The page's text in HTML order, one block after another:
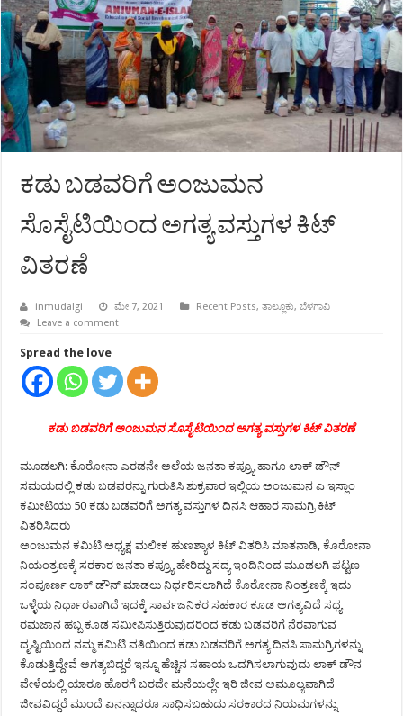
ಕಡು ಬಡವರಿಗೆ ಅಂಜುಮನ
ಸೊಸೈಟಿಯಿಂದ ಅಗತ್ಯ ವಸ್ತುಗಳ ಕಿಟ್
ವಿತರಣೆ
inmudalgi ಮೇ 7, 2021 Recent Posts,ತಾಲ್ಲೂಕು,ಬೆಳಗಾವಿ
Leave a comment
Spread the love
ಕಡು ಬಡವರಿಗೆ ಅಂಜುಮನ ಸೊಸೈಟಿಯಿಂದ ಅಗತ್ಯ ವಸ್ತುಗಳ ಕಿಟ್ ವಿತರಣೆ
ಮೂಡಲಗಿ: ಕೊರೋನಾ ಎರಡನೇ ಅಲೆಯ ಜನತಾ ಕಪ್ರ್ಯೂ ಹಾಗೂ ಲಾಕ್ ಡೌನ್
ಸಮಯದಲ್ಲಿ ಕಡು ಬಡವರನ್ನು ಗುರುತಿಸಿ ಶುಕ್ರವಾರ ಇಲ್ಲಿಯ ಅಂಜುಮನ ಎ ಇಸ್ಲಾಂ
ಕಮೀಟಿಯು 50 ಕಡು ಬಡವರಿಗೆ ಅಗತ್ಯ ವಸ್ತುಗಳ ದಿನಸಿ ಆಹಾರ ಸಾಮಗ್ರಿ ಕಿಟ್
ವಿತರಿಸಿದರು
ಅಂಜುಮನ ಕಮಿಟಿ ಅಧ್ಯಕ್ಷ ಮಲೀಕ ಹುಣಶ್ಯಾಳ ಕಿಟ್ ವಿತರಿಸಿ ಮಾತನಾಡಿ, ಕೊರೋನಾ
ನಿಯಂತ್ರಣಕ್ಕೆ ಸರಕಾರ ಜನತಾ ಕಪ್ರ್ಯೂ ಹೇರಿದ್ದು ಸದ್ಯ ಇಂದಿನಿಂದ ಮೂಡಲಗಿ ಪಟ್ಟಣ
ಸಂಪೂರ್ಣ ಲಾಕ್ ಡೌನ್ ಮಾಡಲು ನಿರ್ಧರಿಸಲಾಗಿದೆ ಕೊರೋನಾ ನಿಂತ್ರಣಕ್ಕೆ ಇದು
ಒಳ್ಳೆಯ ನಿರ್ಧಾರವಾಗಿದೆ ಇದಕ್ಕೆ ಸಾರ್ವಜನಿಕರ ಸಹಕಾರ ಕೂಡ ಅಗತ್ಯವಿದೆ ಸಧ್ಯ
ರಮಜಾನ ಹಬ್ಬ ಕೂಡ ಸಮೀಪಿಸುತ್ತಿರುವುದರಿಂದ ಕಡು ಬಡವರಿಗೆ ನೆರವಾಗುವ
ದೃಷ್ಟಿಯಿಂದ ನಮ್ಮ ಕಮಿಟಿ ವತಿಯಿಂದ ಕಡು ಬಡವರಿಗೆ ಅಗತ್ಯ ದಿನಸಿ ಸಾಮಗ್ರಿಗಳನ್ನು
ಕೊಡುತ್ತಿದ್ದೇವೆ ಅಗತ್ಯಬಿದ್ದರೆ ಇನ್ನೂ ಹೆಚ್ಚಿನ ಸಹಾಯ ಒದಗಿಸಲಾಗುವುದು ಲಾಕ್ ಡೌನ
ವೇಳೆಯಲ್ಲಿ ಯಾರೂ ಹೊರಗೆ ಬರದೇ ಮನೆಯಲ್ಲೇ ಇರಿ ಜೀವ ಅಮೂಲ್ಯವಾಗಿದೆ
ಜೀವವಿದ್ದರೆ ಮುಂದೆ ಏನನ್ನಾದರೂ ಸಾಧಿಸಬಹುದು ಸರಕಾರದ ನಿಯಮಗಳನ್ನು